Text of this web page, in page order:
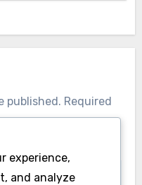
published. Required
experience,
and analyze